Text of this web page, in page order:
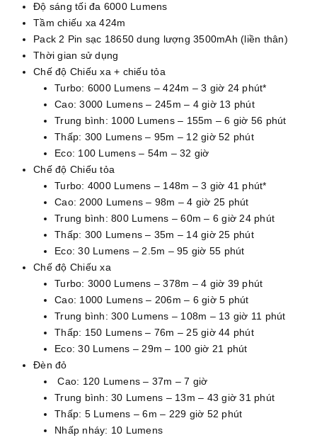
Độ sáng tối đa 6000 Lumens
Tầm chiếu xa 424m
Pack 2 Pin sạc 18650 dung lượng 3500mAh (liền thân)
Thời gian sử dụng
Chế độ Chiếu xa + chiếu tỏa
Turbo: 6000 Lumens – 424m – 3 giờ 24 phút*
Cao: 3000 Lumens – 245m – 4 giờ 13 phút
Trung bình: 1000 Lumens – 155m – 6 giờ 56 phút
Thấp: 300 Lumens – 95m – 12 giờ 52 phút
Eco: 100 Lumens – 54m – 32 giờ
Chế độ Chiếu tỏa
Turbo: 4000 Lumens – 148m – 3 giờ 41 phút*
Cao: 2000 Lumens – 98m – 4 giờ 25 phút
Trung bình: 800 Lumens – 60m – 6 giờ 24 phút
Thấp: 300 Lumens – 35m – 14 giờ 25 phút
Eco: 30 Lumens – 2.5m – 95 giờ 55 phút
Chế độ Chiếu xa
Turbo: 3000 Lumens – 378m – 4 giờ 39 phút
Cao: 1000 Lumens – 206m – 6 giờ 5 phút
Trung bình: 300 Lumens – 108m – 13 giờ 11 phút
Thấp: 150 Lumens – 76m – 25 giờ 44 phút
Eco: 30 Lumens – 29m – 100 giờ 21 phút
Đèn đỏ
Cao: 120 Lumens – 37m – 7 giờ
Trung bình: 30 Lumens – 13m – 43 giờ 31 phút
Thấp: 5 Lumens – 6m – 229 giờ 52 phút
Nhấp nháy: 10 Lumens